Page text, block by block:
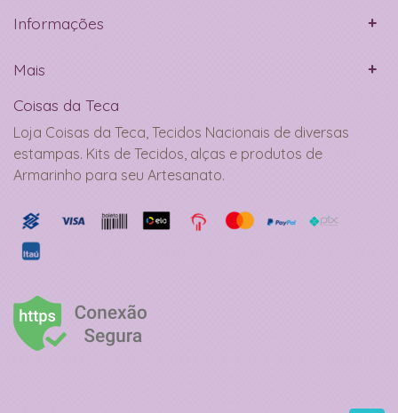
Informações
Mais
Coisas da Teca
Loja Coisas da Teca, Tecidos Nacionais de diversas
estampas. Kits de Tecidos, alças e produtos de
Armarinho para seu Artesanato.